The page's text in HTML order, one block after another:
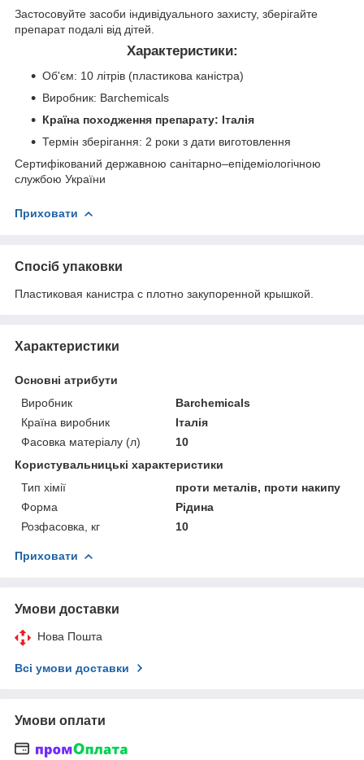
Застосовуйте засоби індивідуального захисту, зберігайте
препарат подалі від дітей.
Характеристики:
Об'єм: 10 літрів (пластикова каністра)
Виробник: Barchemicals
Країна походження препарату: Італія
Термін зберігання: 2 роки з дати виготовлення
Сертифікований державною санітарно–епідеміологічною
службою України
Приховати
Спосіб упаковки
Пластиковая канистра с плотно закупоренной крышкой.
Характеристики
Основні атрибути
Виробник
Barchemicals
Країна виробник
Італія
Фасовка матеріалу (л)
10
Користувальницькі характеристики
Тип хімії
проти металів, проти накипу
Форма
Рідина
Розфасовка, кг
10
Приховати
Умови доставки
Нова Пошта
Всі умови доставки
Умови оплати